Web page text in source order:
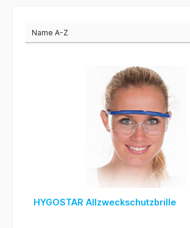
HYGOSTAR Allzweckschutzbrille